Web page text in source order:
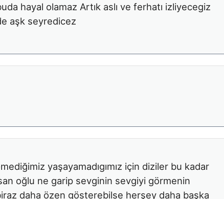
hayal olamaz Artık aslı ve ferhatı izliyecegiz
aşk seyredicez
yaşayamadıgımız için diziler bu kadar
oğlu ne garip sevginin sevgiyi görmenin
daha özen gösterebilse herşey daha başka